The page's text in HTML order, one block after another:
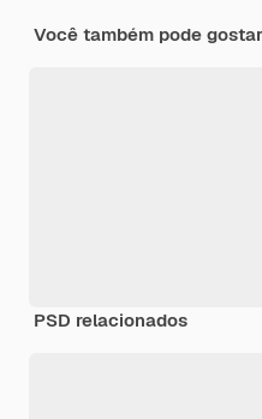
Você também pode
PSD relacionados